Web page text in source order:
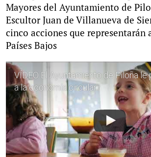
Mayores del Ayuntamiento de
Escultor Juan de Villanueva de
cinco acciones que representarán
Países Bajos
VÍDEO El Ayuntamiento de Piloña le
a la economía circular